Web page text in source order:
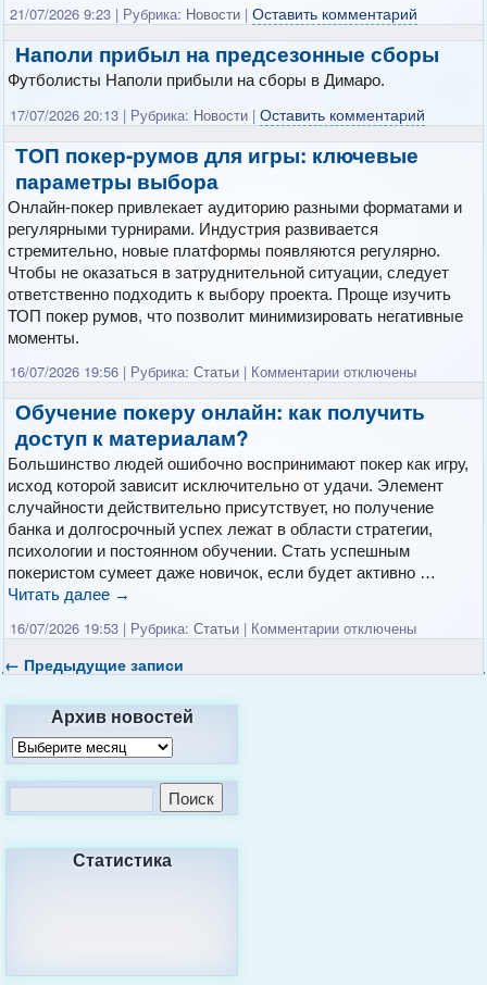
21/07/2026 9:23 | Рубрика: Новости | Оставить комментарий
Наполи прибыл на предсезонные сборы
Футболисты Наполи прибыли на сборы в Димаро.
17/07/2026 20:13 | Рубрика: Новости | Оставить комментарий
ТОП покер-румов для игры: ключевые
параметры выбора
Онлайн-покер привлекает аудиторию разными форматами и
регулярными турнирами. Индустрия развивается
стремительно, новые платформы появляются регулярно.
Чтобы не оказаться в затруднительной ситуации, следует
ответственно подходить к выбору проекта. Проще изучить
ТОП покер румов, что позволит минимизировать негативные
моменты.
16/07/2026 19:56 | Рубрика: Статьи | Комментарии отключены
Обучение покеру онлайн: как получить
доступ к материалам?
Большинство людей ошибочно воспринимают покер как игру,
исход которой зависит исключительно от удачи. Элемент
случайности действительно присутствует, но получение
банка и долгосрочный успех лежат в области стратегии,
психологии и постоянном обучении. Стать успешным
покеристом сумеет даже новичок, если будет активно …
Читать далее →
16/07/2026 19:53 | Рубрика: Статьи | Комментарии отключены
← Предыдущие записи
Архив новостей
Статистика